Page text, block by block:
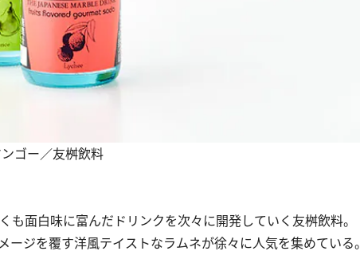
ゴー／友桝飲料
面白味に富んだドリンクを次々に開発していく友桝飲料。
ジを覆す洋風テイストなラムネが徐々に人気を集めている。